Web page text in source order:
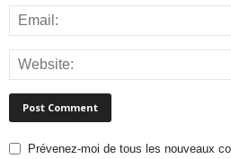
Prévenez-moi de tous les nouveaux